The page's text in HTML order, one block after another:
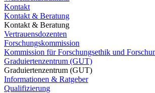
Kontakt
Kontakt & Beratung
Kontakt & Beratung
Vertrauensdozenten
Forschungskommission
Kommission für Forschungsethik und
Graduiertenzentrum (GUT)
Graduiertenzentrum (GUT)
Informationen & Ratgeber
Qualifizierung